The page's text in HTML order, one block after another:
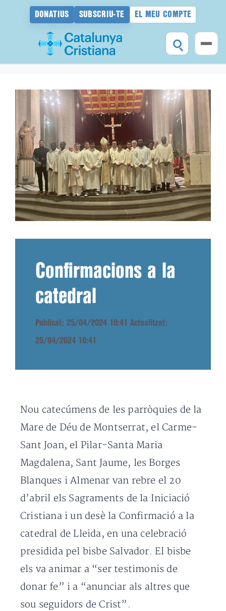
DONATIUS SUBSCRIU-TE EL MEU COMPTE
Confirmacions a la
catedral
Publicat: 25/04/2024 10:41 Actualitzat:
25/04/2024 10:41
Nou catecúmens de les parròquies de la
Mare de Déu de Montserrat, el Carme-
Sant Joan, el Pilar-Santa Maria
Magdalena, Sant Jaume, les Borges
Blanques i Almenar van rebre el 20
d’abril els Sagraments de la Iniciació
Cristiana i un desè la Confirmació a la
catedral de Lleida, en una celebració
presidida pel bisbe Salvador. El bisbe
els va animar a “ser testimonis de
donar fe” i a “anunciar als altres que
sou seguidors de Crist”.